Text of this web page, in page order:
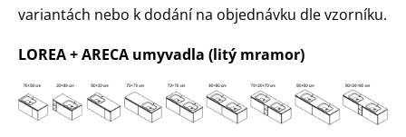
variantách nebo k dodání na objednávku dle vzorníku.
LOREA + ARECA umyvadla (litý mramor)